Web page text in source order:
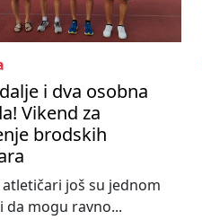
i dva osobna
Vikend za
brodskih
još su jednom
da mogu ravno...